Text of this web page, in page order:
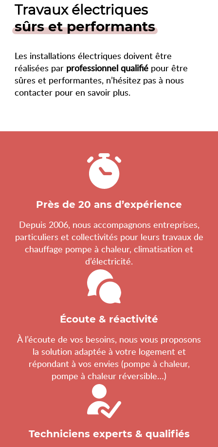
Travaux électriques
sûrs et performants
Les installations électriques doivent être
réalisées par professionnel qualifié pour être
sûres et performantes, n’hésitez pas à nous
contacter pour en savoir plus.
Près de 20 ans d’expérience
Depuis 2006, nous accompagnons entreprises,
particuliers et collectivités pour leurs travaux de
chauffage pompe à chaleur, climatisation et
d’électricité.
Écoute & réactivité
À l’écoute de vos besoins, nous vous proposons
la solution adaptée à votre logement et
répondant à vos envies (pompe à chaleur,
pompe à chaleur réversible…)
Techniciens experts & qualifiés